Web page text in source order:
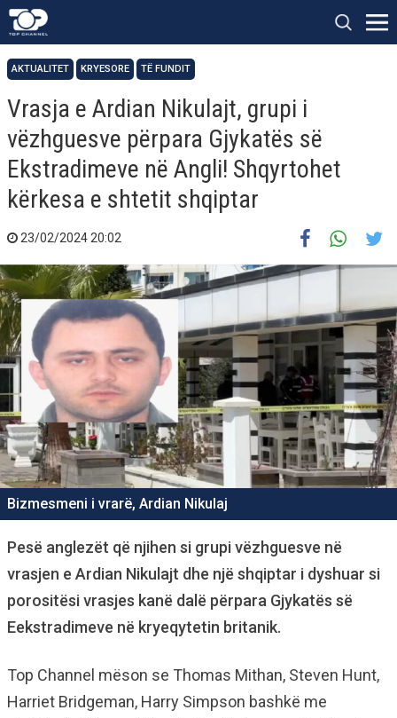
AKTUALITET KRYESORE TË FUNDIT
Vrasja e Ardian Nikulajt, grupi i
vëzhguesve përpara Gjykatës së
Ekstradimeve në Angli! Shqyrtohet
kërkesa e shtetit shqiptar
23/02/2024 20:02
Bizmesmeni i vrarë, Ardian Nikulaj
Pesë anglezët që njihen si grupi vëzhguesve në
vrasjen e Ardian Nikulajt dhe një shqiptar i dyshuar si
porositësi vrasjes kanë dalë përpara Gjykatës së
Eekstradimeve në kryeqytetin britanik.
Top Channel mëson se Thomas Mithan, Steven Hunt,
Harriet Bridgeman, Harry Simpson bashkë me